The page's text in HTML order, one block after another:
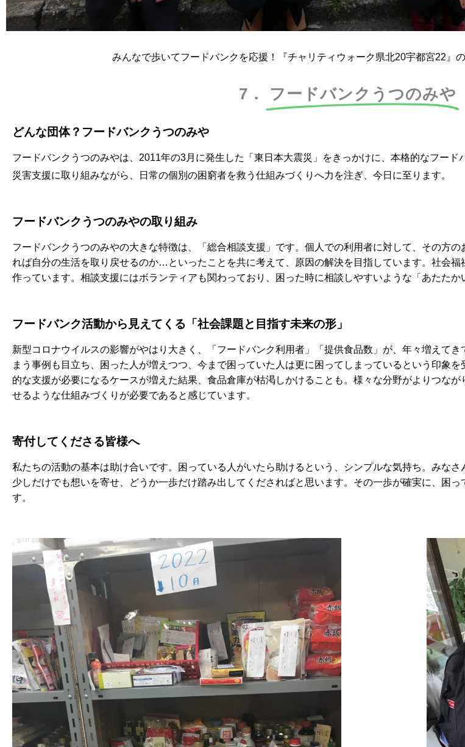
みんなで歩いてフードバンクを応援！『チャリティウォーク県北20宇都宮22』
7． フードバンクうつのみや
どんな団体？フードバンクうつのみや
フードバンクうつのみやは、2011年の3月に発生した「東日本大震災」をきっかけに、本格的なフード
災害支援に取り組みながら、日常の個別の困窮者を救う仕組みづくりへ力を注ぎ、今日に至ります。
フードバンクうつのみやの取り組み
フードバンクうつのみやの大きな特徴は、「総合相談支援」です。個人での利用者に対して、その方
れば自分の生活を取り戻せるのか…といったことを共に考えて、原因の解決を目指しています。社会
作っています。相談支援にはボランティアも関わっており、困った時に相談しやすいような「あたたか
フードバンク活動から見えてくる「社会課題と目指す未来の形」
新型コロナウイルスの影響がやはり大きく、「フードバンク利用者」「提供食品数」が、年々増えて
まう事例も目立ち、困った人が増えつつ、今まで困っていた人は更に困ってしまっているという印象
的な支援が必要になるケースが増えた結果、食品倉庫が枯渇しかけることも。様々な分野がよりつな
せるような仕組みづくりが必要であると感じています。
寄付してくださる皆様へ
私たちの活動の基本は助け合いです。困っている人がいたら助けるという、シンプルな気持ち。みなさ
少しだけでも想いを寄せ、どうか一歩だけ踏み出してくださればと思います。その一歩が確実に、困
す。